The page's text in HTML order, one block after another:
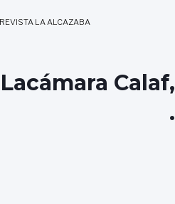
REVISTA LA ALCAZABA
Calaf,
.